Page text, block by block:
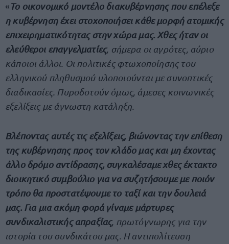
«Το οικονομικό μοντέλο διακυβέρνησης που επέλεξε
η κυβέρνηση έχει στοχοποιήσει κάθε μορφή ατομικής
επιχειρηματικότητας στην χώρα μας. Χθες ήταν οι
ελεύθεροι επαγγελματίες, σήμερα οι αγρότες, αύριο
κάποιοι άλλοι. Οι πολιτικές φτωχοποίησης του
ελληνικού πληθυσμού υλοποιούνται με συνοπτικές
διαδικασίες. Πυροδοτούν όμως, άμεσες κοινωνικές
εξελίξεις με άγνωστη κατάληξη.
Βλέποντας αυτές τις εξελίξεις, βιώνοντας την επίθεση
της κυβέρνησης προς τον κλάδο μας και μη έχοντας
άλλο δρόμο αντίδρασης, συγκαλέσαμε χθες έκτακτο
διοικητικό συμβούλιο για να συζητήσουμε με ποιόν
τρόπο θα προστατέψουμε το ταξί και την δουλειά
μας. Για μια ακόμη φορά γίναμε μάρτυρες
συνδικαλιστικής απραξίας, πρωτόγνωρης για την
ιστορία του συνδικάτου μας. Η αντιπολίτευση